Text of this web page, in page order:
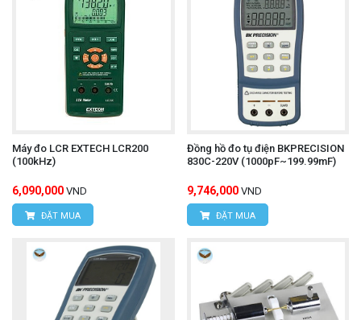
Máy đo LCR EXTECH LCR200
(100kHz)
6,090,000 VND
ĐẶT MUA
Đồng hồ đo tụ điện BKPRECISION
830C-220V (1000pF~199.99mF)
9,746,000 VND
ĐẶT MUA